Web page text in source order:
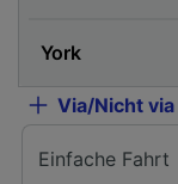
Via/Nicht via
Einfache Fahrt